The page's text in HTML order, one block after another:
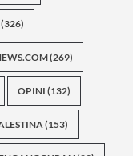
(269)
OPINI (132)
(153)